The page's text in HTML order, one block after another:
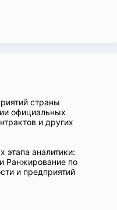
страны
официальных
и других
этапа аналитики:
Ранжирование по
и предприятий